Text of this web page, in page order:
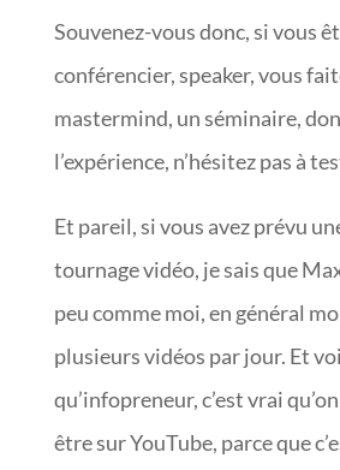
Souvenez-vous donc, si vous
conférencier, speaker, vous
mastermind, un séminaire,
l’expérience, n’hésitez pas à
Et pareil, si vous avez prévu
tournage vidéo, je sais que
peu comme moi, en général
plusieurs vidéos par jour. Et
qu’infopreneur, c’est vrai
être sur YouTube, parce que